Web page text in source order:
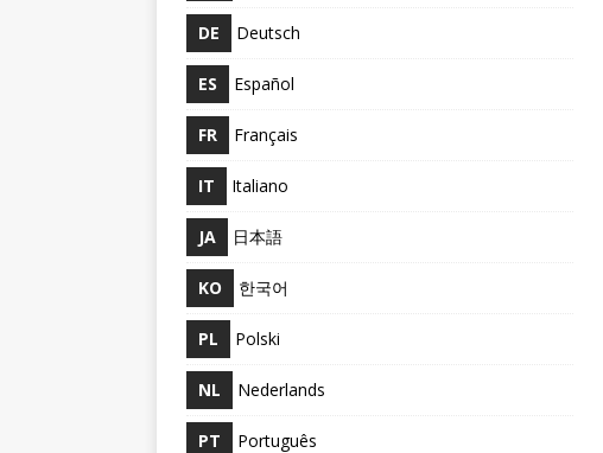
DE Deutsch
ES Español
FR Français
IT Italiano
JA 日本語
KO 한국어
PL Polski
NL Nederlands
PT Português